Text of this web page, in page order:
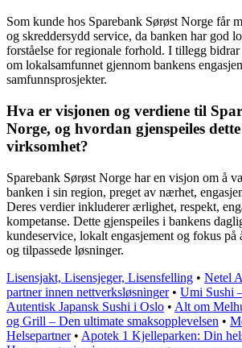
Som kunde hos Sparebank Sørøst Norge får
og skreddersydd service, da banken har god
forståelse for regionale forhold. I tillegg
om lokalsamfunnet gjennom bankens
samfunnsprosjekter.
Hva er visjonen og verdiene til
Norge, og hvordan gjenspeiles
virksomhet?
Sparebank Sørøst Norge har en visjon om å
banken i sin region, preget av nærhet,
Deres verdier inkluderer ærlighet, respekt,
kompetanse. Dette gjenspeiles i bankens
kundeservice, lokalt engasjement og fokus på
og tilpassede løsninger.
Lisensjakt, Lisensjeger, Lisensfelling • Netel
partner innen nettverksløsninger• Umi Sushi
Autentisk Japansk Sushi i Oslo • Alt om
og Grill – Den ultimate smaksopplevelsen •
Helsepartner• Apotek 1 Kjelleparken: Din